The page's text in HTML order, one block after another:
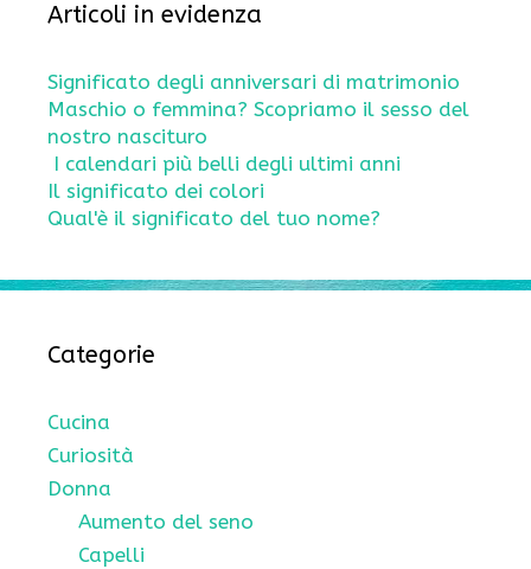
Articoli in evidenza
Significato degli anniversari di matrimonio
Maschio o femmina? Scopriamo il sesso del
nostro nascituro
I calendari più belli degli ultimi anni
Il significato dei colori
Qual'è il significato del tuo nome?
Categorie
Cucina
Curiosità
Donna
Aumento del seno
Capelli